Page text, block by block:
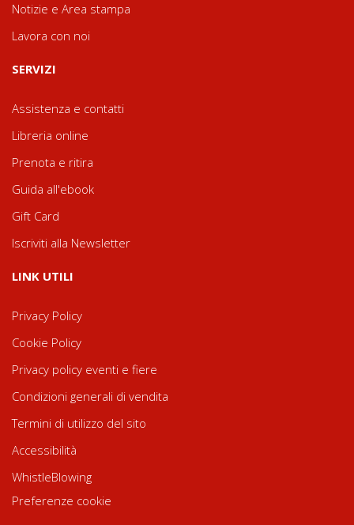
Notizie e Area stampa
Lavora con noi
SERVIZI
Assistenza e contatti
Libreria online
Prenota e ritira
Guida all'ebook
Gift Card
Iscriviti alla Newsletter
LINK UTILI
Privacy Policy
Cookie Policy
Privacy policy eventi e fiere
Condizioni generali di vendita
Termini di utilizzo del sito
Accessibilità
WhistleBlowing
Preferenze cookie